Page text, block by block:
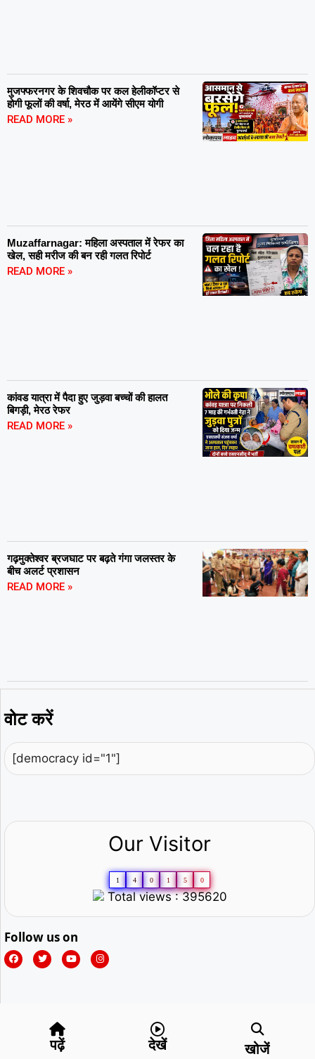
मुजफ्फरनगर के शिवचौक पर कल हेलीकॉप्टर से
होगी फूलों की वर्षा, मेरठ में आयेंगे सीएम योगी
READ MORE »
Muzaffarnagar: महिला अस्पताल में रेफर का
खेल, सही मरीज की बन रही गलत रिपोर्ट
READ MORE »
कांवड यात्रा में पैदा हुए जुड़वा बच्चों की हालत
बिगड़ी, मेरठ रेफर
READ MORE »
गढ़मुक्तेश्वर ब्रजघाट पर बढ़ते गंगा जलस्तर के
बीच अलर्ट प्रशासन
READ MORE »
वोट करें
[democracy id="1"]
Our Visitor
1 4 0 1 5 0
Total views : 395620
Follow us on
पढ़ें देखें खोजें